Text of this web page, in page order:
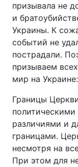
призывала не
и
Украины. К
событий не
пострадали.
призываем
мир на
Границы
различиями и
границами.
несмотря на
При этом для